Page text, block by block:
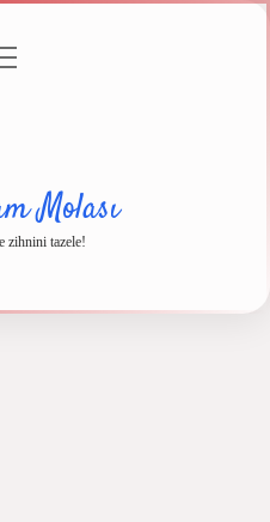
Molası
zihnini tazele!